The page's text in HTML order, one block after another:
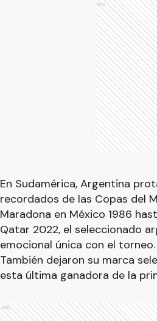
Ads
En Sudamérica, Argentina
recordados de las Copas del
Maradona en México 1986
Qatar 2022, el seleccionado
emocional única con el torneo.
También dejaron su marca
esta última ganadora de la
Ads